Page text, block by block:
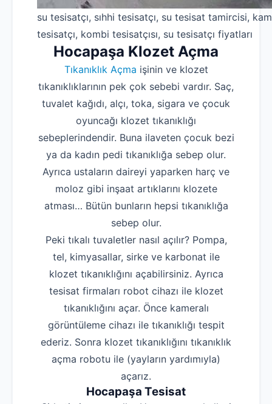
su tesisatçı, sıhhi tesisatçı, su tesisat tamircisi,
tesisatçı, kombi tesisatçısı, su tesisatçı fiyatları
Hocapaşa Klozet Açma
Tıkanıklık Açma işinin ve klozet
tıkanıklıklarının pek çok sebebi vardır. Saç,
tuvalet kağıdı, alçı, toka, sigara ve çocuk
oyuncağı klozet tıkanıklığı
sebeplerindendir. Buna ilaveten çocuk bezi
ya da kadın pedi tıkanıklığa sebep olur.
Ayrıca ustaların daireyi yaparken harç ve
moloz gibi inşaat artıklarını klozete
atması… Bütün bunların hepsi tıkanıklığa
sebep olur.
Peki tıkalı tuvaletler nasıl açılır? Pompa,
tel, kimyasallar, sirke ve karbonat ile
klozet tıkanıklığını açabilirsiniz. Ayrıca
tesisat firmaları robot cihazı ile klozet
tıkanıklığını açar. Önce kameralı
görüntüleme cihazı ile tıkanıklığı tespit
ederiz. Sonra klozet tıkanıklığını tıkanıklık
açma robotu ile (yayların yardımıyla)
açarız.
Hocapaşa Tesisat